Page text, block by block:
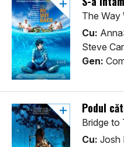
The Way
Cu:
Steve
Gen:
Podul
Bridge to
Cu: Josh